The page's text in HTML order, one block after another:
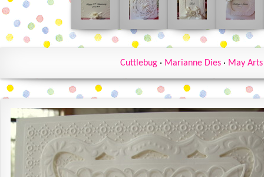
Cuttlebug· Marianne Dies· May